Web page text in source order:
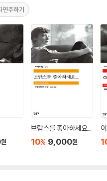
주하기
원
브람스를 좋아하세요...
10% 9,000원